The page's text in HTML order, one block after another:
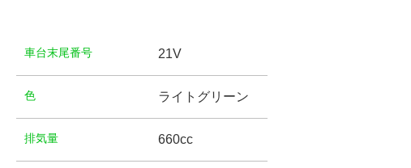
車台末尾番号 21V
⾊ ライトグリーン
排気量 660cc